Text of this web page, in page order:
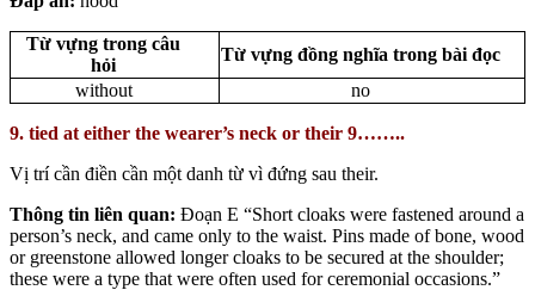
Từ vựng trong câu
hỏi
Từ vựng đồng nghĩa trong bài đọc
without
no
9. tied at either the wearer’s neck or their 9……..
Vị trí cần điền cần một danh từ vì đứng sau their.
Thông tin liên quan: Đoạn E “Short cloaks were fastened around a
person’s neck, and came only to the waist. Pins made of bone, wood
or greenstone allowed longer cloaks to be secured at the shoulder;
these were a type that were often used for ceremonial occasions.”